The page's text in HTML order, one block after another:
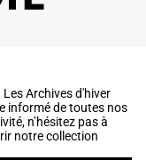
Archives d'hiver
informé de toutes nos
n’hésitez pas à
notre collection